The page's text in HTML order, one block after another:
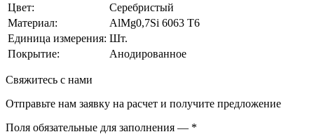
Цвет:
Серебристый
Материал:
AlMg0,7Si 6063 Т6
Единица измерения: Шт.
Покрытие:
Анодированное
Свяжитесь с нами
Отправьте нам заявку на расчет и получите предложение
Поля обязательные для заполнения — *